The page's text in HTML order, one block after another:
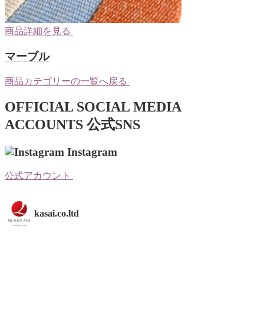
商品詳細を見る
マーブル
商品カテゴリーの一覧へ戻る
OFFICIAL SOCIAL MEDIA
ACCOUNTS 公式SNS
Instagram
公式アカウント
kasai.co.ltd